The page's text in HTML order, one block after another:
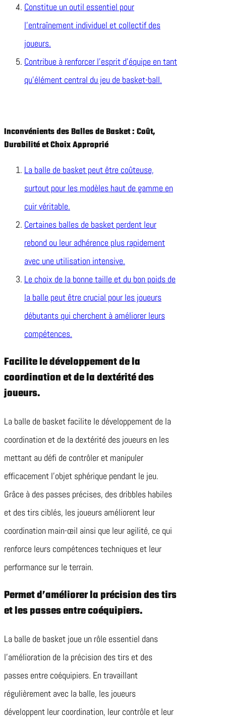
Constitue un outil essentiel pour
l’entraînement individuel et collectif des
joueurs.
Contribue à renforcer l’esprit d’équipe en tant
qu’élément central du jeu de basket-ball.
Inconvénients des Balles de Basket : Coût,
Durabilité et Choix Approprié
La balle de basket peut être coûteuse,
surtout pour les modèles haut de gamme en
cuir véritable.
Certaines balles de basket perdent leur
rebond ou leur adhérence plus rapidement
avec une utilisation intensive.
Le choix de la bonne taille et du bon poids de
la balle peut être crucial pour les joueurs
débutants qui cherchent à améliorer leurs
compétences.
Facilite le développement de la
coordination et de la dextérité des
joueurs.
La balle de basket facilite le développement de la
coordination et de la dextérité des joueurs en les
mettant au défi de contrôler et manipuler
efficacement l’objet sphérique pendant le jeu.
Grâce à des passes précises, des dribbles habiles
et des tirs ciblés, les joueurs améliorent leur
coordination main-œil ainsi que leur agilité, ce qui
renforce leurs compétences techniques et leur
performance sur le terrain.
Permet d’améliorer la précision des tirs
et les passes entre coéquipiers.
La balle de basket joue un rôle essentiel dans
l’amélioration de la précision des tirs et des
passes entre coéquipiers. En travaillant
régulièrement avec la balle, les joueurs
développent leur coordination, leur contrôle et leur